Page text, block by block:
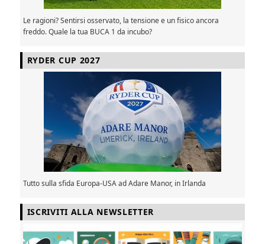
Le ragioni? Sentirsi osservato, la tensione e un fisico ancora
freddo. Quale la tua BUCA 1 da incubo?
RYDER CUP 2027
Tutto sulla sfida Europa-USA ad Adare Manor, in Irlanda
ISCRIVITI ALLA NEWSLETTER